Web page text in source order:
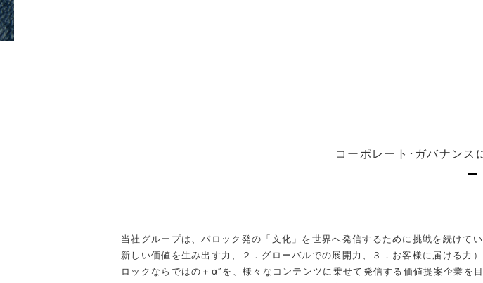
コーポレート･ガバナンス
当社グループは、バロック発の「文化」 を世界へ発信するために挑戦を続けて
新しい価値を生み出す力、２．グローバルでの展開力、３． お客様に届ける力
ロックならではの＋α”を、 様々なコンテンツに乗せて発信する価値提案企業を